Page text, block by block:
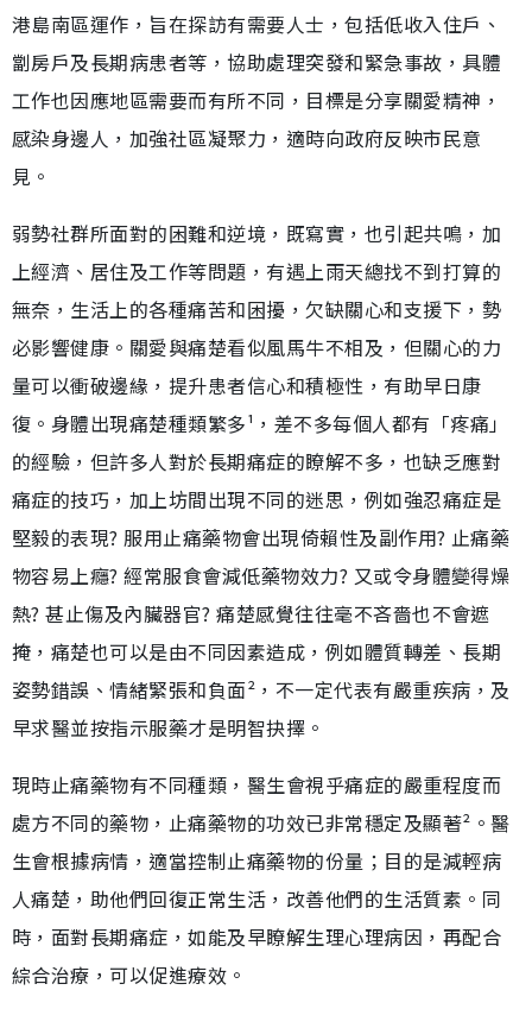
港島南區運作，旨在探訪有需要人士，包括低收入住戶、
劏房戶及長期病患者等，協助處理突發和緊急事故，具體
工作也因應地區需要而有所不同，目標是分享關愛精神，
感染身邊人，加強社區凝聚力，適時向政府反映市民意
見。
弱勢社群所面對的困難和逆境，既寫實，也引起共鳴，加
上經濟、居住及工作等問題，有遇上雨天總找不到打算的
無奈，生活上的各種痛苦和困擾，欠缺關心和支援下，勢
必影響健康。關愛與痛楚看似風馬牛不相及，但關心的力
量可以衝破邊緣，提升患者信心和積極性，有助早日康
復。身體出現痛楚種類繁多¹，差不多每個人都有「疼痛」
的經驗，但許多人對於長期痛症的瞭解不多，也缺乏應對
痛症的技巧，加上坊間出現不同的迷思，例如強忍痛症是
堅毅的表現? 服用止痛藥物會出現倚賴性及副作用? 止痛藥
物容易上癮? 經常服食會減低藥物效力? 又或令身體變得燥
熱? 甚止傷及內臟器官? 痛楚感覺往往毫不吝嗇也不會遮
掩，痛楚也可以是由不同因素造成，例如體質轉差、長期
姿勢錯誤、情緒緊張和負面²，不一定代表有嚴重疾病，及
早求醫並按指示服藥才是明智抉擇。
現時止痛藥物有不同種類，醫生會視乎痛症的嚴重程度而
處方不同的藥物，止痛藥物的功效已非常穩定及顯著²。醫
生會根據病情，適當控制止痛藥物的份量；目的是減輕病
人痛楚，助他們回復正常生活，改善他們的生活質素。同
時，面對長期痛症，如能及早瞭解生理心理病因，再配合
綜合治療，可以促進療效。